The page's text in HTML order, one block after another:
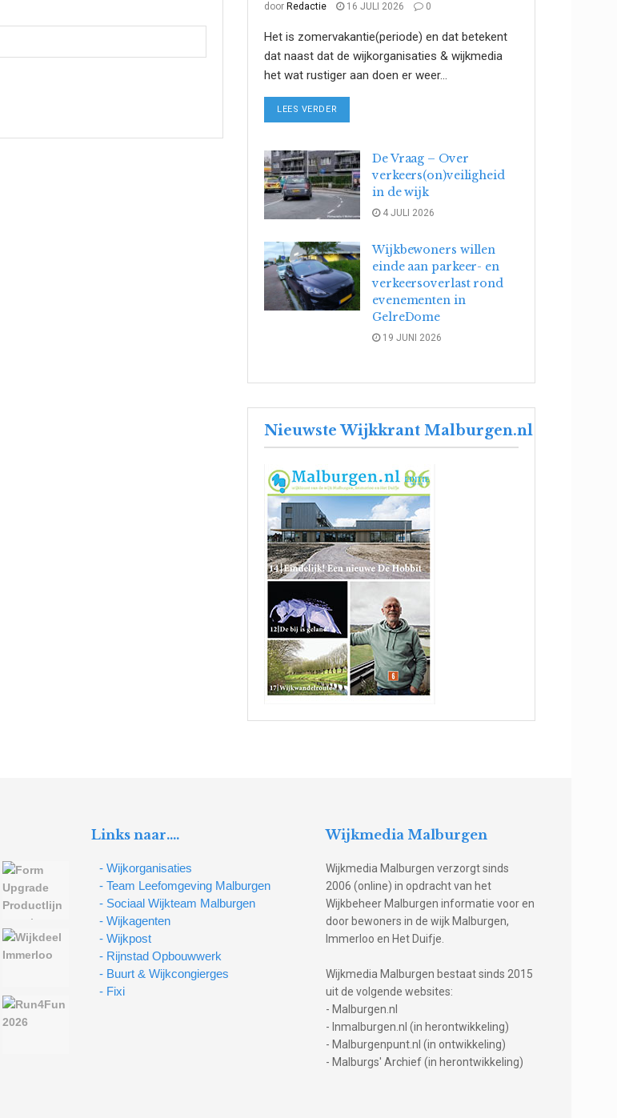
door Redactie 16 JULI 2026 0
Het is zomervakantie(periode) en dat betekent
dat naast dat de wijkorganisaties & wijkmedia
het wat rustiger aan doen er weer...
LEES VERDER
De Vraag – Over
verkeers(on)veiligheid
in de wijk
4 JULI 2026
Wijkbewoners willen
einde aan parkeer- en
verkeersoverlast rond
evenementen in
GelreDome
19 JUNI 2026
Nieuwste Wijkkrant Malburgen.nl
Links naar….
- Wijkorganisaties
- Team Leefomgeving Malburgen
- Sociaal Wijkteam Malburgen
- Wijkagenten
- Wijkpost
- Rijnstad Opbouwwerk
- Buurt & Wijkcongierges
- Fixi
Wijkmedia Malburgen
Wijkmedia Malburgen verzorgt sinds
2006 (online) in opdracht van het
Wijkbeheer Malburgen informatie voor en
door bewoners in de wijk Malburgen,
Immerloo en Het Duifje.
Wijkmedia Malburgen bestaat sinds 2015
uit de volgende websites:
- Malburgen.nl
- Inmalburgen.nl (in herontwikkeling)
- Malburgenpunt.nl (in ontwikkeling)
- Malburgs' Archief (in herontwikkeling)